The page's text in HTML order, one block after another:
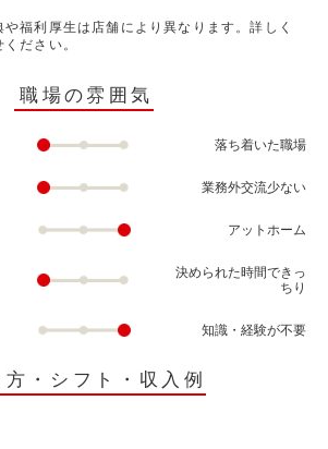
福利厚生は店舗により異なります。詳しく
ださい。
職場の雰囲気
落ち着いた職場
業務外交流少ない
アットホーム
決められた時間できっ
ちり
知識・経験が不要
方・シフト・収入例